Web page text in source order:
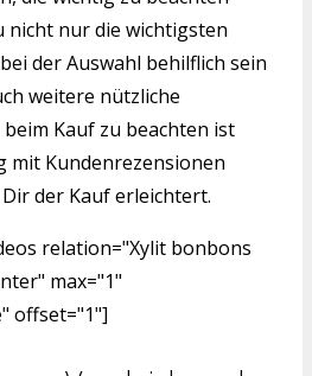
nicht nur die wichtigsten
der Auswahl behilflich sein
weitere nützliche
Kauf zu beachten ist
mit Kundenrezensionen
der Kauf erleichtert.
relation="Xylit bonbons
max="1"
offset="1"]